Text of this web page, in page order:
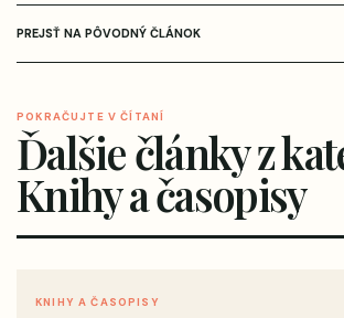
PREJSŤ NA PÔVODNÝ ČLÁNOK
POKRAČUJTE V ČÍTANÍ
Ďalšie články z
Knihy a časopisy
KNIHY A ČASOPISY